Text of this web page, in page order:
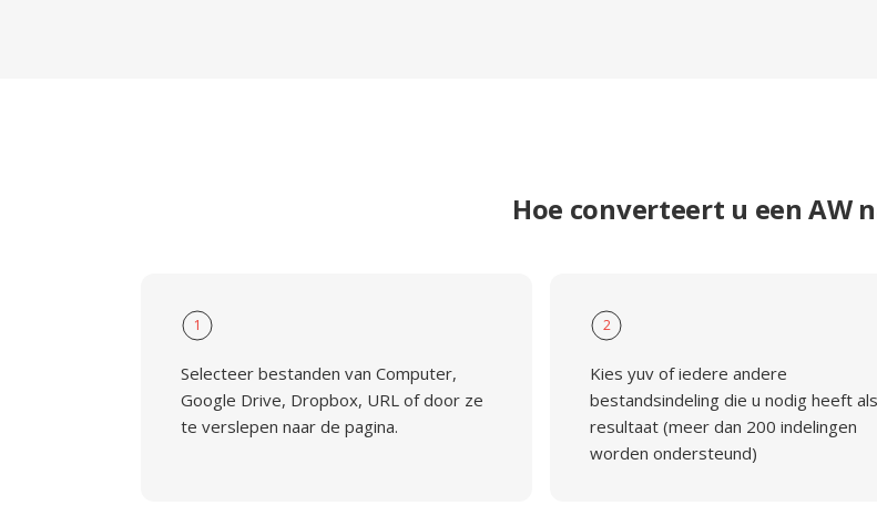
Hoe converteert u een AW
1
Selecteer bestanden van Computer,
Google Drive, Dropbox, URL of door ze
te verslepen naar de pagina.
2
Kies yuv of iedere andere
bestandsindeling die u nodig heeft als
resultaat (meer dan 200 indelingen
worden ondersteund)